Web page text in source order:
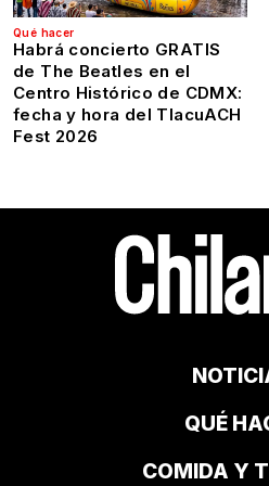
Qué hacer
Habrá concierto GRATIS
de The Beatles en el
Centro Histórico de CDMX:
fecha y hora del TlacuACH
Fest 2026
QUÉ
COMIDA Y